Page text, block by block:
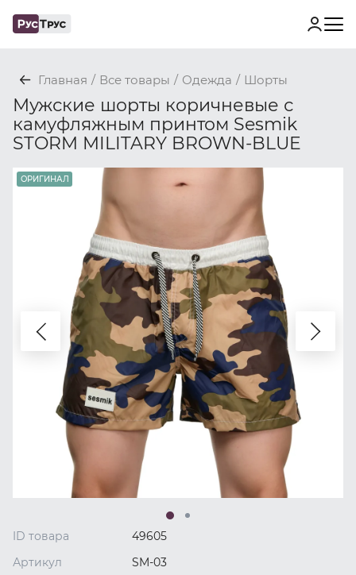
Главная / Все товары / Одежда / Шорты
Мужские шорты коричневые с
камуфляжным принтом Sesmik
STORM MILITARY BROWN-BLUE
ОРИГИНАЛ
ID товара
49605
Артикул
SM-03